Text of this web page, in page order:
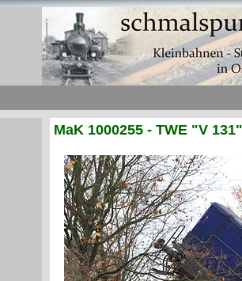
MaK 1000255 - TWE "V 131"